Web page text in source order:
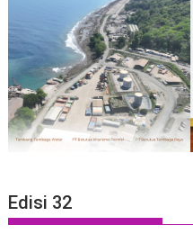
Edisi 32